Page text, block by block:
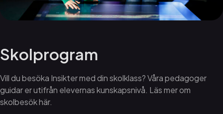
Skolprogram
Vill du besöka Insikter med din skolklass? Våra pedagoger
guidar er utifrån elevernas kunskapsnivå. Läs mer om
skolbesök här.